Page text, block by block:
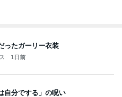
ったガーリー衣装
1日前
自分でする」の呪い